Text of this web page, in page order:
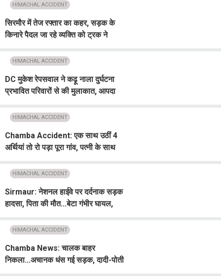
HIMACHAL ACCIDENT
सिरमौर में तेज रफ्तार का कहर, सड़क के
किनारे पैदल जा रहे व्यक्ति को ट्रक ने
HIMACHAL ACCIDENT
DC मुकेश रेपसवाल ने कढ़ू नाला दुर्घटना
प्रभावित परिवारों से की मुलाकात, आपदा
HIMACHAL ACCIDENT
Chamba Accident: एक साथ उठीं 4
अर्थियां तो रो पड़ा पूरा गांव, पत्नी के साथ
जवान रिपन राणा
HIMACHAL ACCIDENT
Sirmaur: नेशनल हाईवे पर दर्दनाक सड़क
हादसा, पिता की मौत...बेटा गंभीर घायल,
HIMACHAL ACCIDENT
Chamba News: चालक बाहर
निकला...अचानक धंस गई सड़क, दादी-पोती